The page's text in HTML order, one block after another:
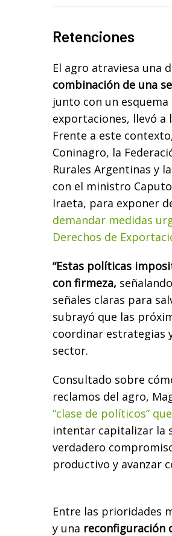
Retenciones
El agro atraviesa una
combinación de una
junto con un
exportaciones, llevó
Frente a este
Coninagro, la
Rurales Argentinas y
con el ministro
Iraeta, para exponer
demandar medidas
Derechos de
“Estas políticas
con firmeza,
señales claras para
subrayó que las
coordinar estrategias
sector.
Consultado sobre
reclamos del agro,
“clase de políticos”
intentar capitalizar la
verdadero
productivo y avanzar
Entre las prioridades
y una reconfiguración